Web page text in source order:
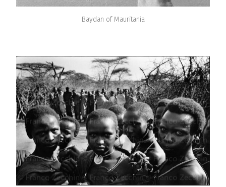
Baydan of Mauritania